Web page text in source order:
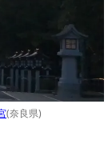
(奈良県)